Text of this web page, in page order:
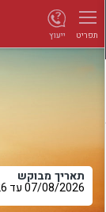
תפריט ייעוץ
תאריך מבוקש